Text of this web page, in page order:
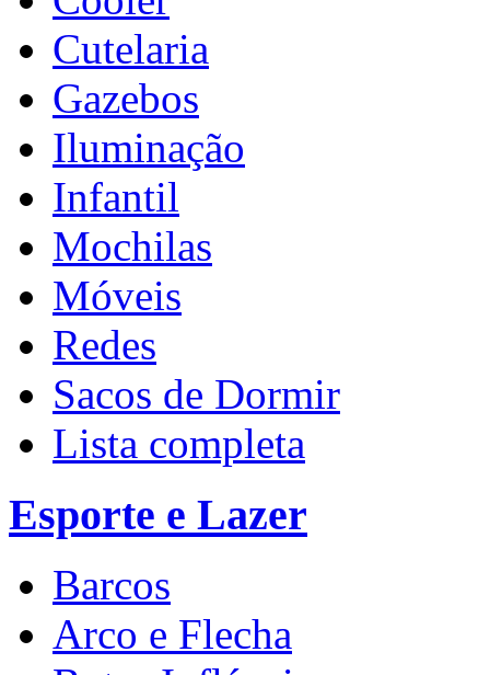
Cutelaria
Gazebos
Iluminação
Infantil
Mochilas
Móveis
Redes
Sacos de Dormir
Lista completa
Esporte e Lazer
Barcos
Arco e Flecha